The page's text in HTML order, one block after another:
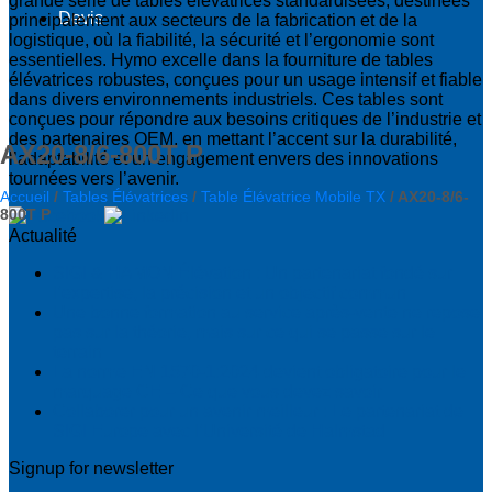
Devis
AX20-8/6-800T P
Accueil / Tables Élévatrices / Table Élévatrice Mobile TX / AX20-8/6-
800T P
principalement aux secteurs de la fabrication et de la
logistique, où la fiabilité, la sécurité et l’ergonomie sont
essentielles. Hymo excelle dans la fourniture de tables
élévatrices robustes, conçues pour un usage intensif et fiable
dans divers environnements industriels. Ces tables sont
conçues pour répondre aux besoins critiques de l’industrie et
des partenaires OEM, en mettant l’accent sur la durabilité,
l’adaptabilité et un engagement envers des innovations
tournées vers l’avenir.
Actualité
Signup for newsletter